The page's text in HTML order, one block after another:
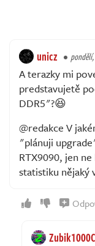
unicz
A terazky mi
predstavujetě
DDR5"?😆
@redakce V
"plánuji
RTX9090, jen
statistiku nějaký